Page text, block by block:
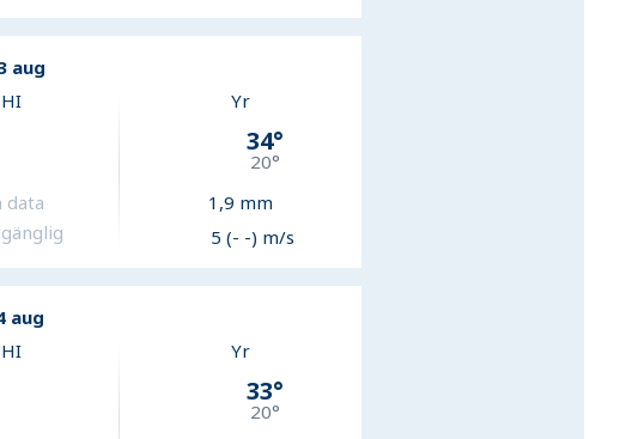
aug
data
Yr
34°
20°
1,9 mm
5 (- -) m/s
aug
Yr
33°
20°